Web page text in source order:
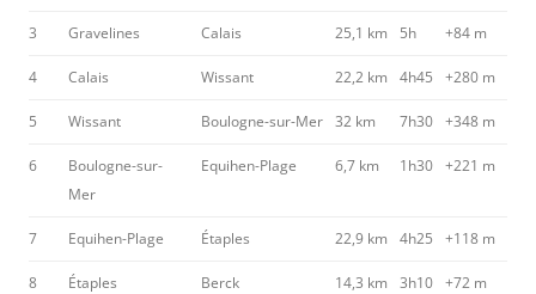
3 Gravelines Calais 25,1 km 5h +84 m
4 Calais Wissant 22,2 km 4h45 +280 m
5 Wissant Boulogne-sur-Mer 32 km 7h30 +348 m
6
Boulogne-sur-
Mer
Equihen-Plage 6,7 km 1h30 +221 m
7 Equihen-Plage Étaples 22,9 km 4h25 +118 m
8 Étaples Berck 14,3 km 3h10 +72 m